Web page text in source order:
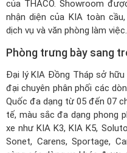
dịch vụ và văn phòng làm việc.
Phòng trưng bày sang
Đại lý KIA Đồng Tháp sở hữu
đại chuyên phân phối các
Quốc đa dạng từ 05 đến 07
tế, màu sắc đa dạng phong
xe như KIA K3, KIA K5,
Sonet, Carens, Sportage,
cùng các dòng xe khác được